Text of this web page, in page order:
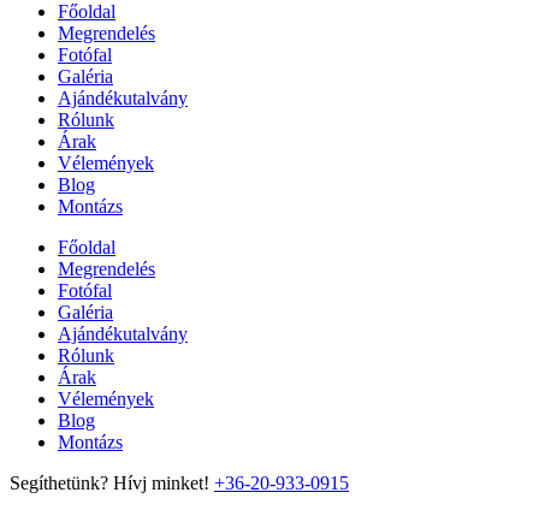
Főoldal
Megrendelés
Fotófal
Galéria
Ajándékutalvány
Rólunk
Árak
Vélemények
Blog
Montázs
Főoldal
Megrendelés
Fotófal
Galéria
Ajándékutalvány
Rólunk
Árak
Vélemények
Blog
Montázs
Segíthetünk? Hívj minket! +36-20-933-0915